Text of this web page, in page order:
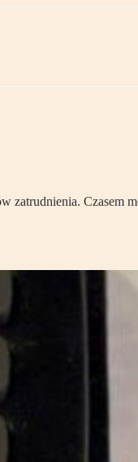
zatrudnienia. Czasem